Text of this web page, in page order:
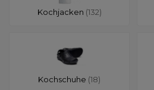
Kochjacken (132)
Kochschuhe (18)